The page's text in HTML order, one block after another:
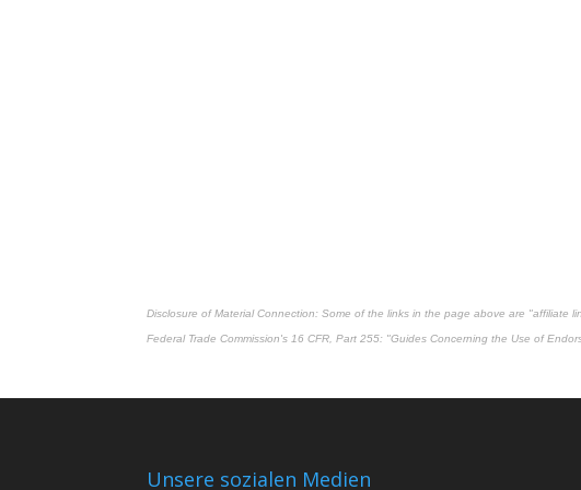
Disclosure of Material Connection: Some of the links in the page above are "affiliate
Federal Trade Commission's 16 CFR, Part 255: "Guides Concerning the Use of
Unsere sozialen Medien